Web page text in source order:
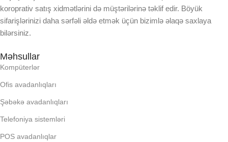
KORPUSUN RNGI:
LCD
OPERATIV YADDA
OXUNAN BARKOD NV:
EKRAN
koroprativ satış xidmətlərini də müştərilərinə təklif edir. Böyük
sifarişlərinizi daha sərfəli əldə etmək üçün bizimlə əlaqə saxlaya
bilərsiniz.
Məhsullar
Kompüterlər
Ofis avadanlıqları
Şəbəkə avadanlıqları
Telefoniya sistemləri
POS avadanlıqlar